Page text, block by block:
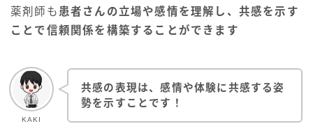
薬剤師も 患者さんの立場や感情を理解し、共感を示す
ことで信頼関係を構築することができます
KAKI
共感の表現は、感情や体験に共感する姿
勢を示すことです！